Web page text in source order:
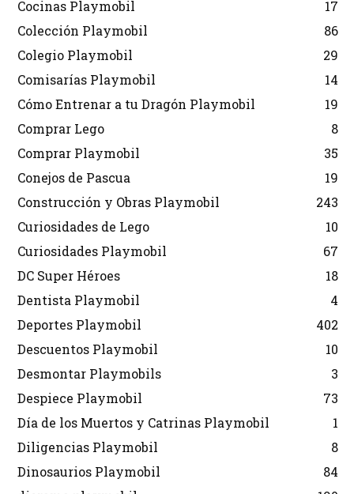
Cocinas Playmobil
17
Colección Playmobil
86
Colegio Playmobil
29
Comisarías Playmobil
14
Cómo Entrenar a tu Dragón Playmobil
19
Comprar Lego
8
Comprar Playmobil
35
Conejos de Pascua
19
Construcción y Obras Playmobil
243
Curiosidades de Lego
10
Curiosidades Playmobil
67
DC Super Héroes
18
Dentista Playmobil
4
Deportes Playmobil
402
Descuentos Playmobil
10
Desmontar Playmobils
3
Despiece Playmobil
73
Día de los Muertos y Catrinas Playmobil
1
Diligencias Playmobil
8
Dinosaurios Playmobil
84